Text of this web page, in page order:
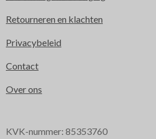
Retourneren en klachten
Privacybeleid
Contact
Over ons
KVK-nummer: 85353760